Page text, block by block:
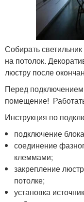
Собирать
на потолок.
люстру после
Перед подключением
помещение!
Инструкция по
подключение
соединение
клеммами;
закрепление
потолке;
установка